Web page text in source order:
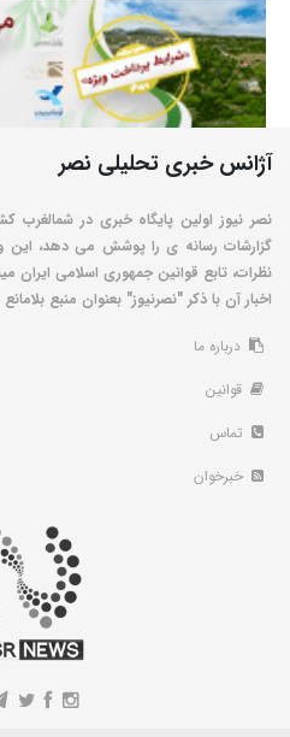
آژانس خبری تحلیلی نصر
نصر نیوز اولین پایگاه خبری در
گزارشات رسانه ی را پوشش می دهد، این
نظرات، تابع قوانین جمهوری اسلامی ایران
اخبار آن با ذکر "نصرنیوز" بعنوان منبع
درباره ما
قوانین
تماس
خبرخوان